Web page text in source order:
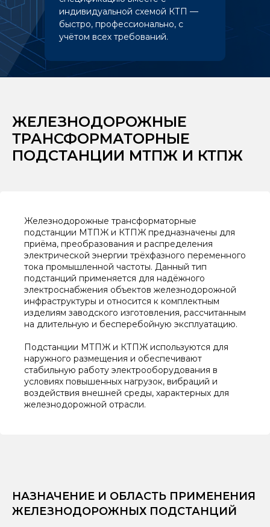
индивидуальной схемой КТП —
быстро, профессионально, с
учётом всех требований.
ЖЕЛЕЗНОДОРОЖНЫЕ
ТРАНСФОРМАТОРНЫЕ
ПОДСТАНЦИИ МТПЖ И КТПЖ
Железнодорожные трансформаторные
подстанции МТПЖ и КТПЖ предназначены для
приёма, преобразования и распределения
электрической энергии трёхфазного переменного
тока промышленной частоты. Данный тип
подстанций применяется для надёжного
электроснабжения объектов железнодорожной
инфраструктуры и относится к комплектным
изделиям заводского изготовления, рассчитанным
на длительную и бесперебойную эксплуатацию.
Подстанции МТПЖ и КТПЖ используются для
наружного размещения и обеспечивают
стабильную работу электрооборудования в
условиях повышенных нагрузок, вибраций и
воздействия внешней среды, характерных для
железнодорожной отрасли.
НАЗНАЧЕНИЕ И ОБЛАСТЬ ПРИМЕНЕНИЯ
ЖЕЛЕЗНОДОРОЖНЫХ ПОДСТАНЦИЙ